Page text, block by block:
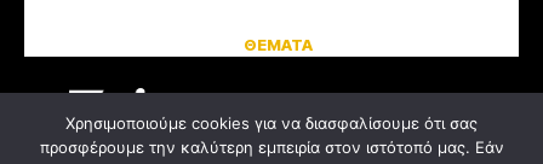
ΘΕΜΑΤΑ
Χρησιμοποιούμε cookies για να διασφαλίσουμε ότι σας
προσφέρουμε την καλύτερη εμπειρία στον ιστότοπό μας. Εάν